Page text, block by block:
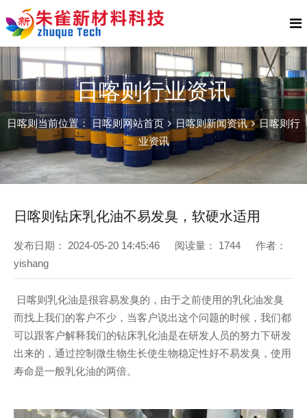
日喀则行业资讯
日喀则当前位置： 日喀则网站首页 日喀则新闻资讯
日喀则行
业资讯
日喀则钻床乳化油不易发臭，软硬水适用
发布日期： 2024-05-20 14:45:46 阅读量： 1744
作者：
yishang
日喀则乳化油是很容易发臭的，由于之前使用的乳化油发臭
而找上我们的客户不少，当客户说出这个问题的时候，我们都
可以跟客户解释我们的钻床乳化油是在研发人员的努力下研发
出来的，通过控制微生物生长使生物稳定性好不易发臭，使用
寿命是一般乳化油的两倍。